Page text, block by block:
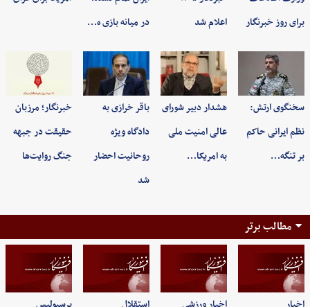
برای روز خبرنگار
اعلام شد
در میانه بازی ه…
سخنگوی ارتش:
نظم ایرانی حاکم
بر تنگه…
هشدار دبیر شورای
عالی امنیت ملی
به امریکا…
باقر خرازی به
دادگاه ویژه
روحانیت احضار
شد
خبرنگار؛ مرزبان
حقیقت در جبهه
جنگ روایت‌ها
مطالب برتر